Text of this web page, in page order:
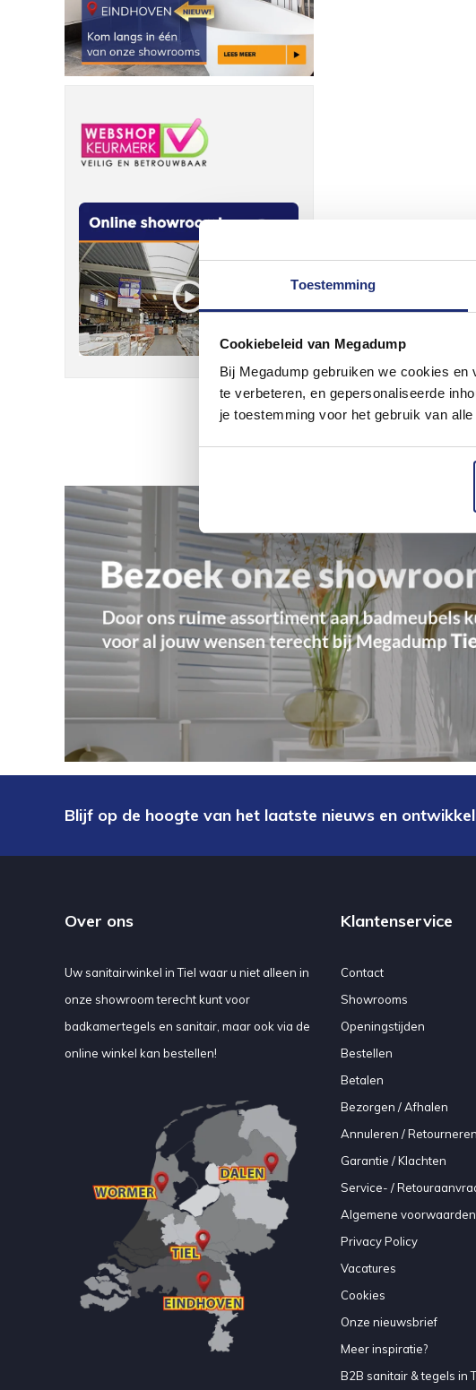
Toestemming
Cookiebeleid van Megadump
Bij Megadump gebruiken we cookies
te verbeteren, en gepersonaliseerde
je toestemming voor het gebruik van
Blijf op de hoogte van het laatste nieuws en
Over ons
Uw sanitairwinkel in Tiel waar u niet alleen in
onze showroom terecht kunt voor
badkamertegels en sanitair, maar ook via de
online winkel kan bestellen!
Klantenservice
Contact
Showrooms
Openingstijden
Bestellen
Betalen
Bezorgen / Afhalen
Annuleren / Retourneren
Garantie / Klachten
Service- /
Algemene voorwaarden
Privacy Policy
Vacatures
Cookies
Onze nieuwsbrief
Meer inspiratie?
B2B sanitair & tegels in